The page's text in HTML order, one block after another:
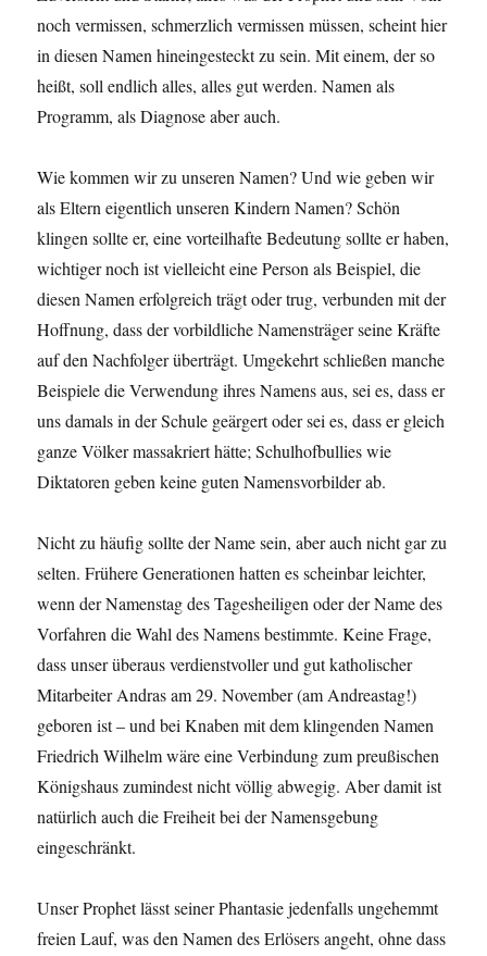
noch vermissen, schmerzlich vermissen müssen, scheint hier
in diesen Namen hineingesteckt zu sein. Mit einem, der so
heißt, soll endlich alles, alles gut werden. Namen als
Programm, als Diagnose aber auch.
Wie kommen wir zu unseren Namen? Und wie geben wir
als Eltern eigentlich unseren Kindern Namen? Schön
klingen sollte er, eine vorteilhafte Bedeutung sollte er haben,
wichtiger noch ist vielleicht eine Person als Beispiel, die
diesen Namen erfolgreich trägt oder trug, verbunden mit der
Hoffnung, dass der vorbildliche Namensträger seine Kräfte
auf den Nachfolger überträgt. Umgekehrt schließen manche
Beispiele die Verwendung ihres Namens aus, sei es, dass er
uns damals in der Schule geärgert oder sei es, dass er gleich
ganze Völker massakriert hätte; Schulhofbullies wie
Diktatoren geben keine guten Namensvorbilder ab.
Nicht zu häufig sollte der Name sein, aber auch nicht gar zu
selten. Frühere Generationen hatten es scheinbar leichter,
wenn der Namenstag des Tagesheiligen oder der Name des
Vorfahren die Wahl des Namens bestimmte. Keine Frage,
dass unser überaus verdienstvoller und gut katholischer
Mitarbeiter Andras am 29. November (am Andreastag!)
geboren ist – und bei Knaben mit dem klingenden Namen
Friedrich Wilhelm wäre eine Verbindung zum preußischen
Königshaus zumindest nicht völlig abwegig. Aber damit ist
natürlich auch die Freiheit bei der Namensgebung
eingeschränkt.
Unser Prophet lässt seiner Phantasie jedenfalls ungehemmt
freien Lauf, was den Namen des Erlösers angeht, ohne dass